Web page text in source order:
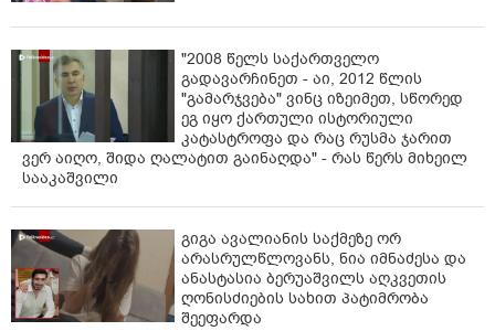
"2008 წელს საქართველო
გადავარჩინეთ - აი, 2012 წლის
"გამარჯვება" ვინც იზეიმეთ, სწორედ
ეგ იყო ქართული ისტორიული
კატასტროფა და რაც რუსმა ჯარით
ვერ აიღო, შიდა ღალატით გაინაღდა" - რას წერს მიხეილ
სააკაშვილი
გიგა ავალიანის საქმეზე ორ
არასრულწლოვანს, ნია იმნაძესა და
ანასტასია ბერუაშვილს აღკვეთის
ღონისძიების სახით პატიმრობა
შეეფარდა